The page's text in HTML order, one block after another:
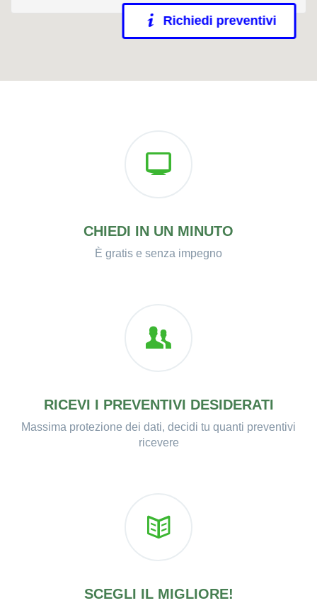
Richiedi preventivi
CHIEDI IN UN MINUTO
È gratis e senza impegno
RICEVI I PREVENTIVI DESIDERATI
Massima protezione dei dati, decidi tu quanti preventivi
ricevere
SCEGLI IL MIGLIORE!